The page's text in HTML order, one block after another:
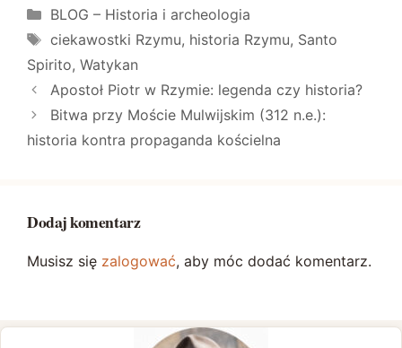
Kategorie
BLOG – Historia i archeologia
Tagi
ciekawostki Rzymu, historia Rzymu, Santo
Spirito, Watykan
Apostoł Piotr w Rzymie: legenda czy historia?
Bitwa przy Moście Mulwijskim (312 n.e.):
historia kontra propaganda kościelna
Dodaj komentarz
Musisz się zalogować, aby móc dodać komentarz.